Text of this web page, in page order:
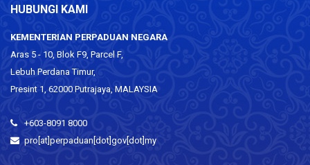
HUBUNGI KAMI
KEMENTERIAN PERPADUAN NEGARA
Aras 5 - 10, Blok F9, Parcel F,
Lebuh Perdana Timur,
Presint 1, 62000 Putrajaya, MALAYSIA
+603-8091 8000
pro[at]perpaduan[dot]gov[dot]my